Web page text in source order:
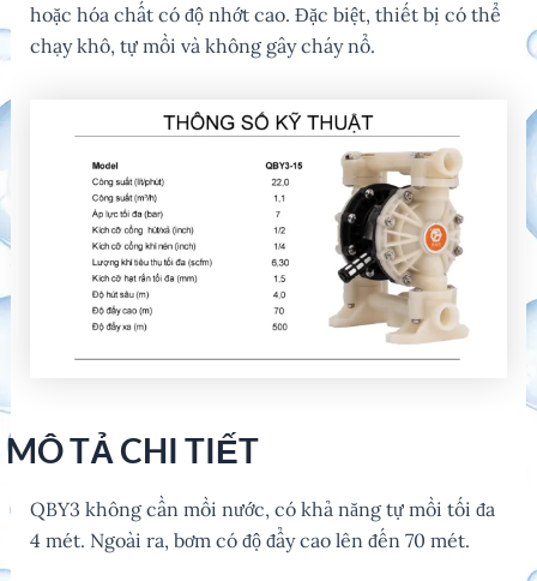
hoặc hóa chất có độ nhớt cao. Đặc biệt, thiết bị có thể
chạy khô, tự mồi và không gây cháy nổ.
MÔ TẢ CHI TIẾT
QBY3 không cần mồi nước, có khả năng tự mồi tối đa
4 mét. Ngoài ra, bơm có độ đẩy cao lên đến 70 mét.